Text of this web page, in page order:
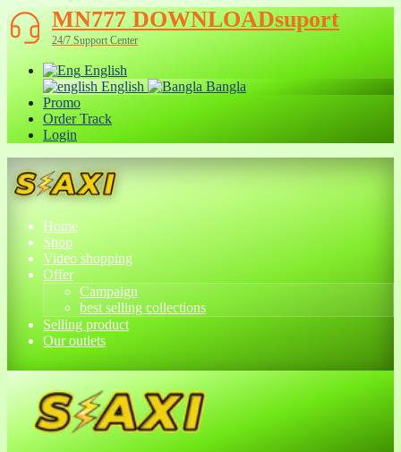
MN777 DOWNLOADsuport
24/7 Support Center
English
English
Bangla
Promo
Order Track
Login
Home
Shop
Video shopping
Offer
Campaign
best selling collections
Selling product
Our outlets